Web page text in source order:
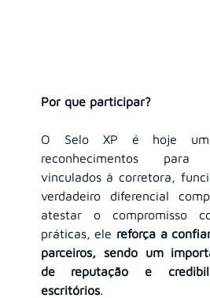
Por que participar?
O Selo XP é hoje um
reconhecimentos
vinculados à corretora,
verdadeiro diferencial
atestar o compromisso
práticas, ele reforça a
parceiros, sendo um
de reputação e
escritórios.